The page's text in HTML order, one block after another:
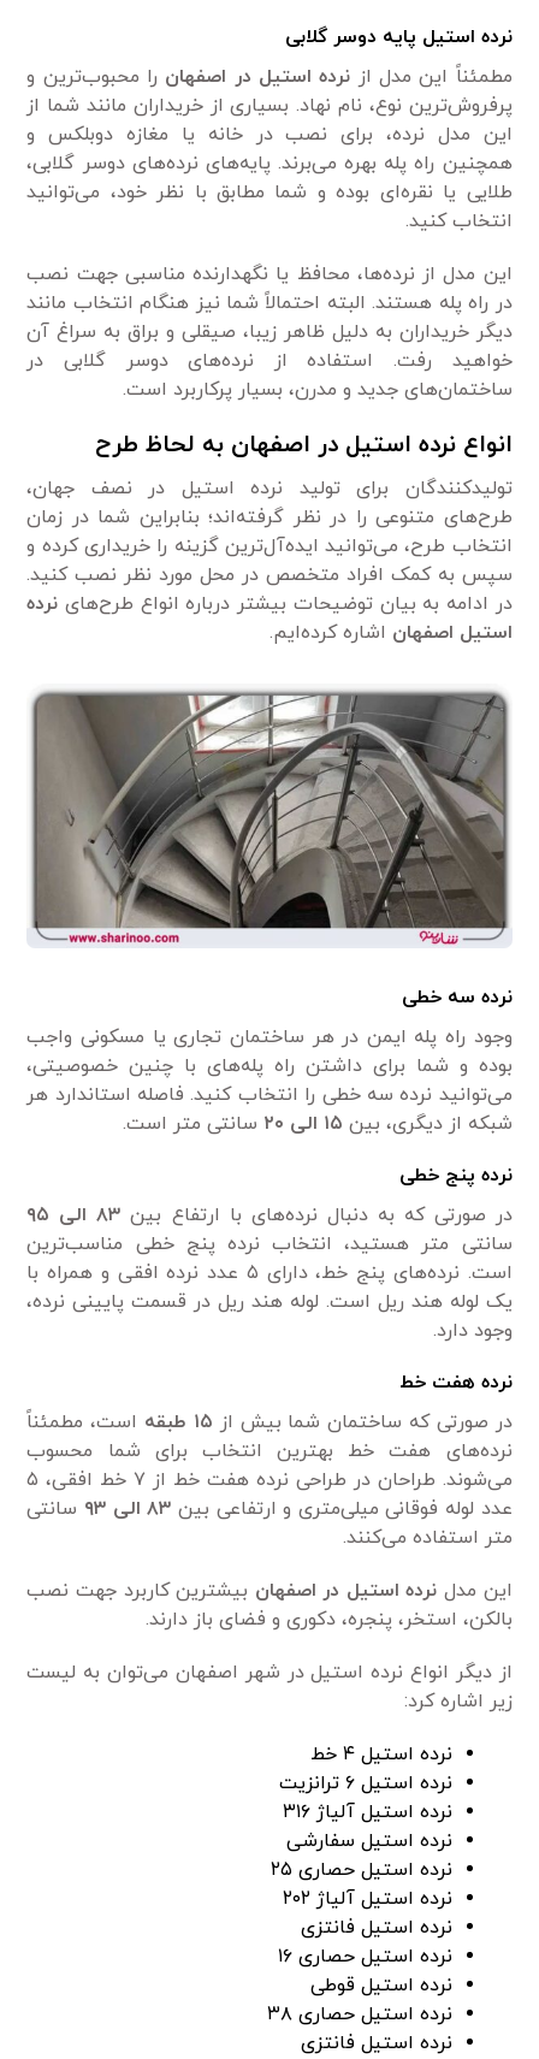
نرده استیل پایه دوسر گلابی
مطمئناً این مدل از نرده استیل در اصفهان را محبوب‌ترین و
پرفروش‌ترین نوع، نام نهاد. بسیاری از خریداران مانند شما از
این مدل نرده، برای نصب در خانه یا مغازه دوبلکس و
همچنین راه پله بهره می‌برند. پایه‌های نرده‌های دوسر گلابی،
طلایی یا نقره‌ای بوده و شما مطابق با نظر خود، می‌توانید
انتخاب کنید.
این مدل از نرده‌ها، محافظ یا نگهدارنده مناسبی جهت نصب
در راه پله هستند. البته احتمالاً شما نیز هنگام انتخاب مانند
دیگر خریداران به دلیل ظاهر زیبا، صیقلی و براق به سراغ آن
خواهید رفت. استفاده از نرده‌های دوسر گلابی در
ساختمان‌های جدید و مدرن، بسیار پرکاربرد است.
انواع نرده استیل در اصفهان به لحاظ طرح
تولید‌کنندگان برای تولید نرده استیل در نصف جهان،
طرح‌های متنوعی را در نظر گرفته‌اند؛ بنابراین شما در زمان
انتخاب طرح، می‌توانید ‌ایده‌آل‌ترین گزینه را خریداری کرده و
سپس به کمک افراد متخصص در محل مورد نظر نصب کنید.
در ادامه به بیان توضیحات بیشتر درباره انواع طرح‌های نرده
استیل اصفهان اشاره کرده‌ایم.
نرده سه خطی
وجود راه پله ایمن در هر ساختمان تجاری یا مسکونی واجب
بوده و شما برای داشتن راه پله‌های با چنین خصوصیتی،
می‌توانید نرده سه خطی را انتخاب کنید. فاصله استاندارد هر
شبکه از دیگری، بین ۱۵ الی ۲۰
سانتی ‌متر است.
نرده پنج خطی
در صورتی که به دنبال نرده‌های با ارتفاع بین۸۳ الی ۹۵
سانتی متر هستید، انتخاب نرده پنج خطی مناسب‌ترین
است. نرده‌های پنج خط، دارای ۵ عدد نرده افقی و همراه با
یک لوله هند ریل است. لوله هند ریل در قسمت پایینی نرده،
وجود دارد.
نرده هفت خط
در صورتی که ساختمان شما بیش از ۱۵ طبقه
است، مطمئناً
نرده‌های هفت خط بهترین انتخاب برای شما محسوب
می‌شوند. طراحان در طراحی نرده هفت خط از ۷ خط افقی، ۵
عدد لوله فوقانی میلی‌متری و ارتفاعی بین ۸۳ الی ۹۳
سانتی
متر استفاده می‌کنند.
این مدل نرده استیل در اصفهان بیشترین کاربرد جهت نصب
بالکن، استخر، پنجره، دکوری و فضای باز دارند.
از دیگر انواع نرده استیل در شهر اصفهان می‌توان به لیست
زیر اشاره کرد:
نرده استیل ۴ خط
نرده استیل ۶ ترانزیت
نرده استیل آلیاژ ۳۱۶
نرده استیل سفارشی
نرده استیل حصاری ۲۵
نرده استیل آلیاژ ۲۰۲
نرده استیل فانتزی
نرده استیل حصاری ۱۶
نرده استیل قوطی
نرده استیل حصاری ۳۸
نرده استیل فانتزی